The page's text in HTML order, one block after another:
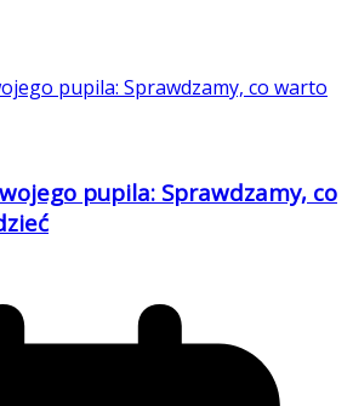
pupila: Sprawdzamy, co